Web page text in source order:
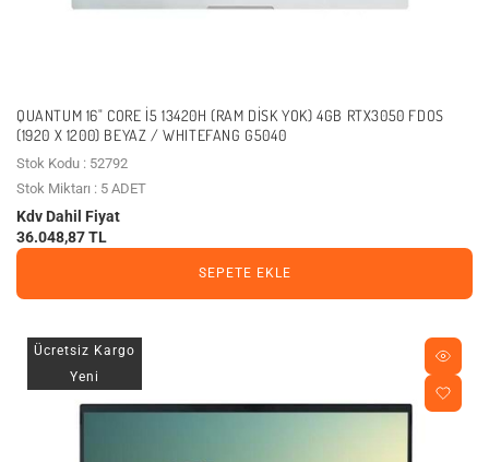
QUANTUM 16" CORE I5 13420H (RAM DISK YOK) 4GB RTX3050 FDOS
(1920 X 1200) BEYAZ / WHITEFANG G5040
Stok Kodu : 52792
Stok Miktarı : 5 ADET
Kdv Dahil Fiyat
36.048,87 TL
SEPETE EKLE
Ücretsiz Kargo
Yeni